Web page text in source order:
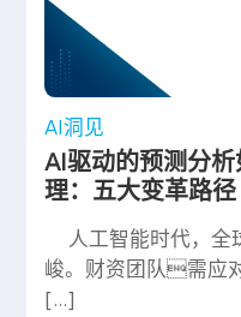
AI洞见
AI驱动的预测分
理：五大变革路径
人工智能时代，全
峻。财资团队需应
[…]